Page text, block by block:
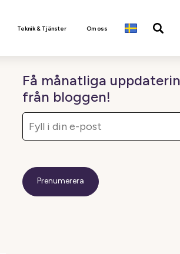
Teknik & Tjänster Om oss
Få månatliga
från bloggen!